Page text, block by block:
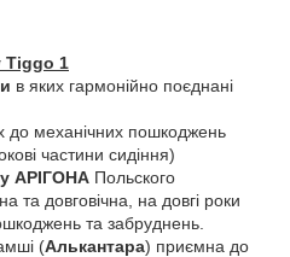
Tiggo 1
в яких гармонійно поєднані
до механічних пошкоджень
частини сидіння)
АРІГОНА Польского
та довговічна, на довгі роки
та забруднень.
(Алькантара) приємна до